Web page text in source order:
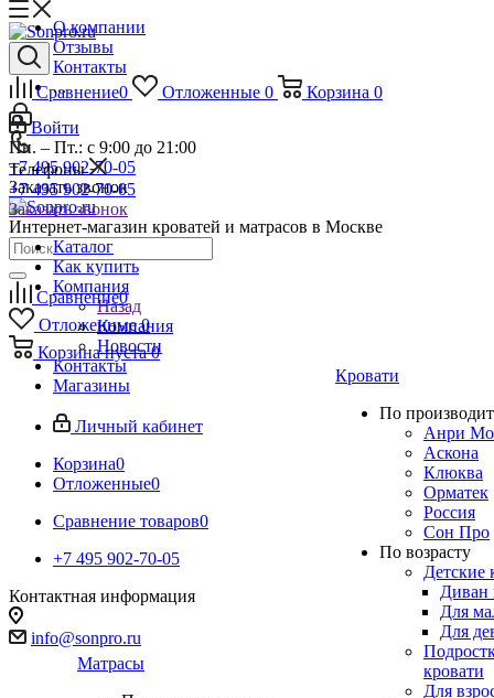
О компании
Отзывы
Контакты
...
Войти
Пн. – Пт.: с 9:00 до 21:00
+7 495 902-70-05
Заказать звонок
Интернет-магазин кроватей и матрасов в Москве
Сравнение0
Отложенные 0
Корзина пуста 0
Матрасы
Кровати
По
Анри
Аскона
Клюква
Орматек
Россия
Сон Про
По возрасту
Детские
Диван
Для
Для
кровати
Для
Сравнение0 Отложенные 0 Корзина 0
Телефоны
+7 495 902-70-05
Заказать звонок
Каталог
Как купить
Компания
Назад
Компания
Новости
Контакты
Магазины
Личный кабинет
Корзина0
Отложенные0
Сравнение товаров0
+7 495 902-70-05
Контактная информация
info@sonpro.ru